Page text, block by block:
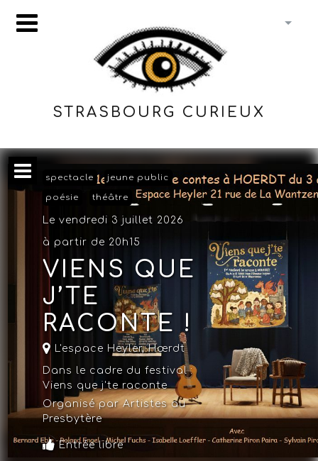
STRASBOURG CURIEUX
spectacle jeune public
poésie théâtre
Le vendredi 3 juillet 2026
à partir de 20h15
VIENS QUE
J’TE
RACONTE !
L'espace Heyler,Hœrdt
Dans le cadre du festival :
Viens que j'te raconte
Organisé par Artistes au
Presbytère
Entrée libre